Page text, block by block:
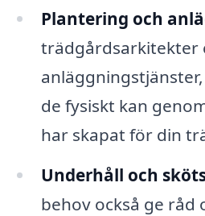
Plantering och
trädgårdsarkitekter
de fysiskt kan
har skapat för din
Underhåll och
behov också ge råd